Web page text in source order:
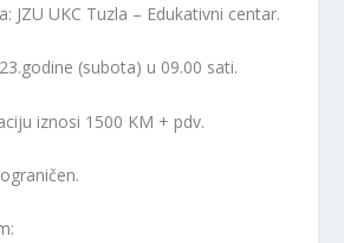
JZU UKC Tuzla – Edukativni centar.
(subota) u 09.00 sati.
iznosi 1500 KM + pdv.